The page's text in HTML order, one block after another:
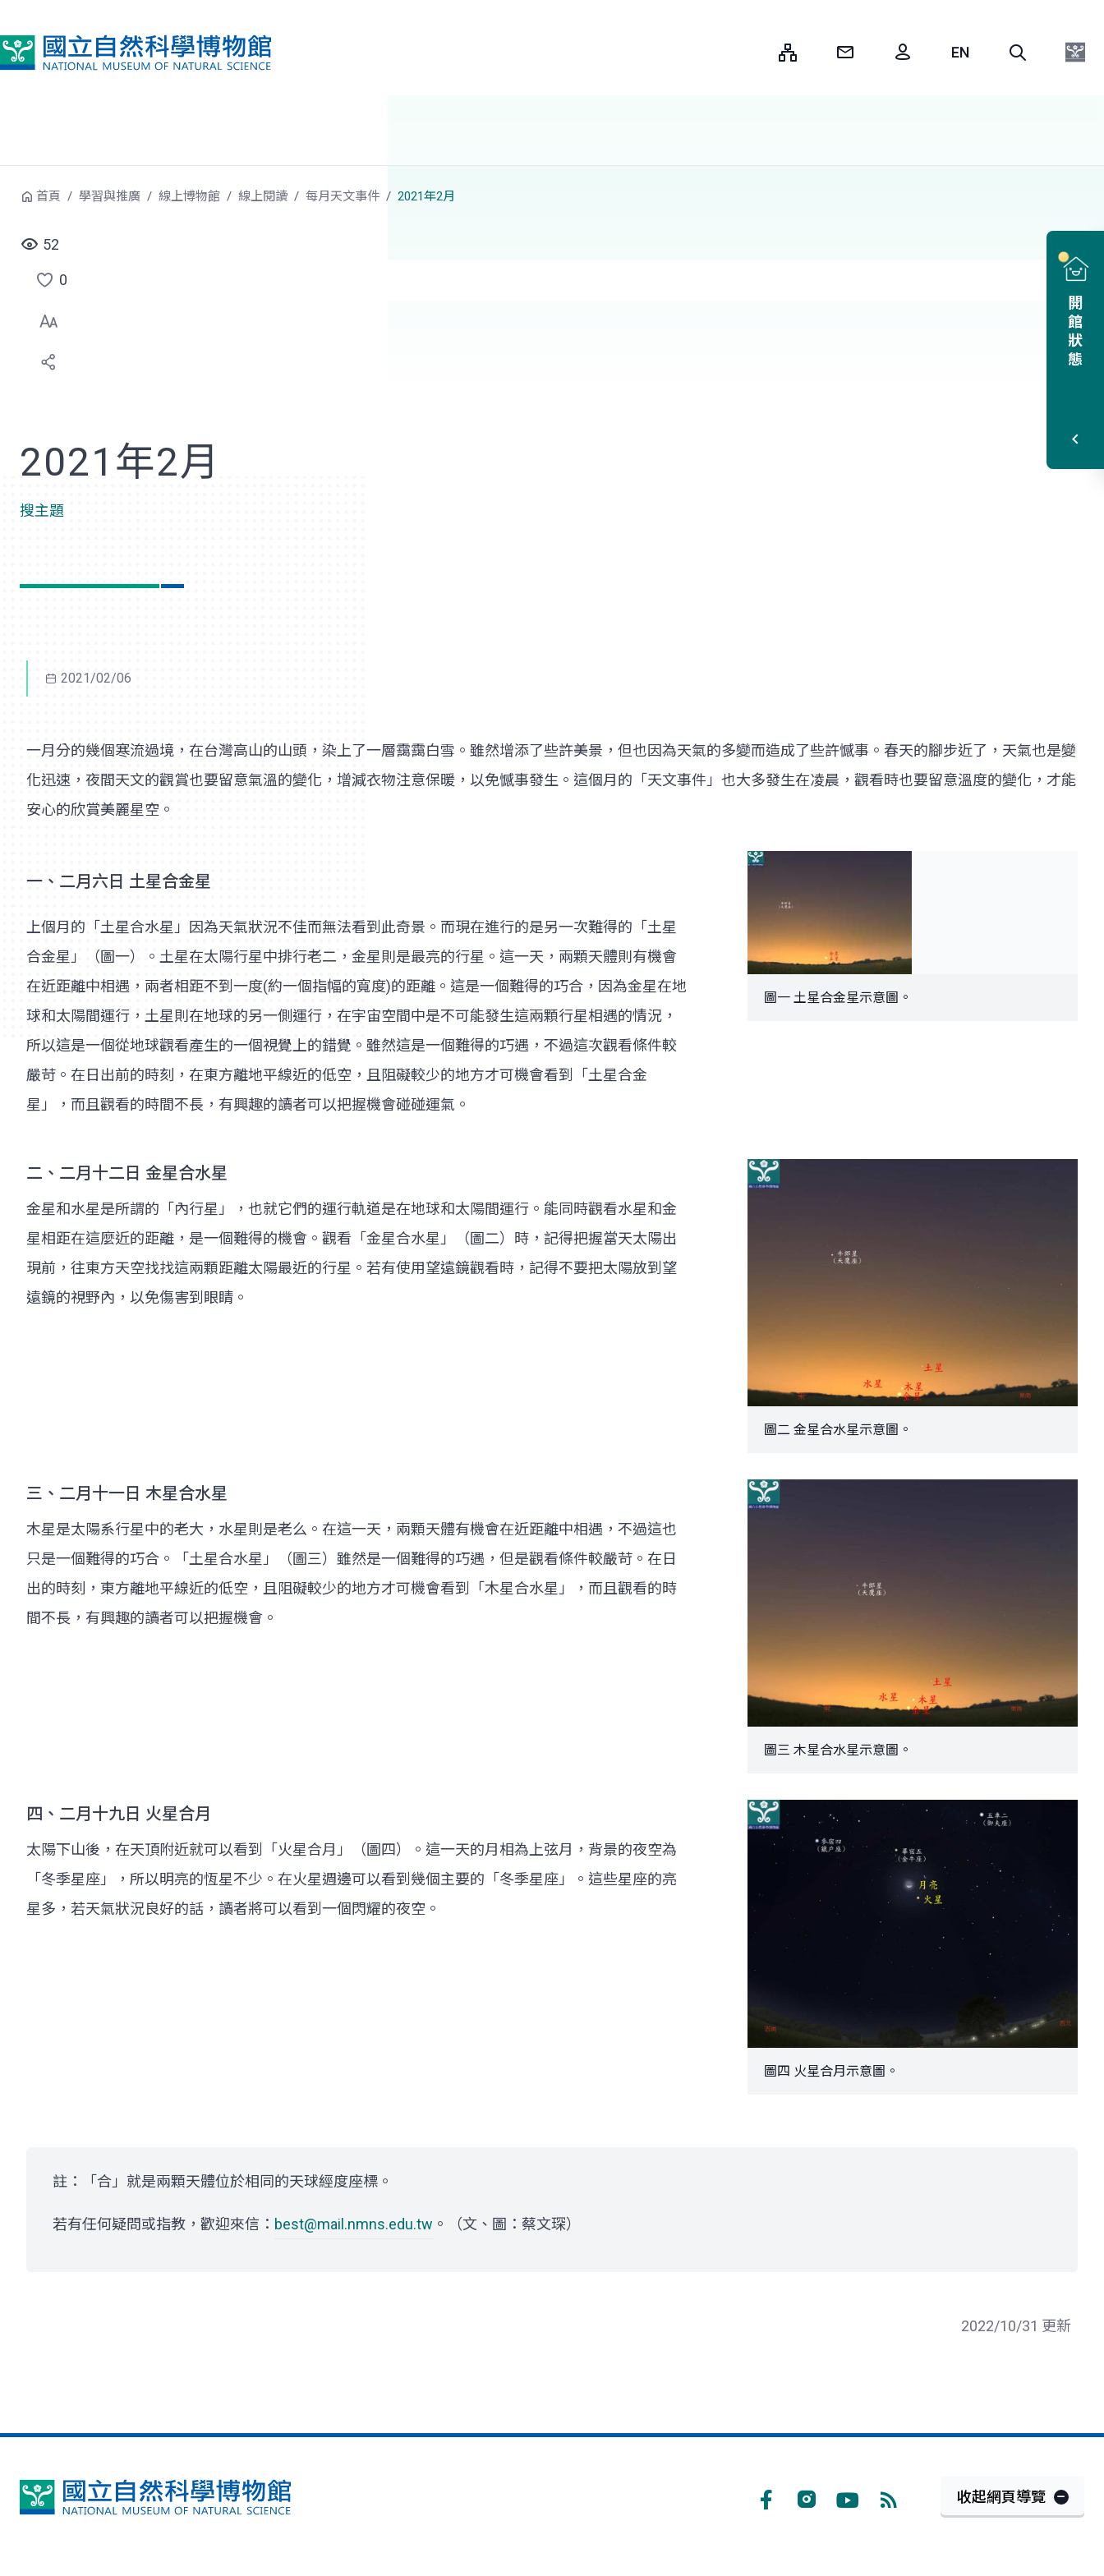
開館狀態
首頁 學習與推廣 線上博物館 線上閱讀 每月天文事件 2021年2月
52
點
選
喜
0
2021年2月
搜主題
2021/02/06
一月分的幾個寒流過境，在台灣高山的山頭，染上了一層靄靄白雪。雖然增添了些許美景，但也因為天氣的多變而造成了些許憾事。春天的腳步近了，天氣也是變
化迅速，夜間天文的觀賞也要留意氣溫的變化，增減衣物注意保暖，以免憾事發生。這個月的「天文事件」也大多發生在凌晨，觀看時也要留意溫度的變化，才能
安心的欣賞美麗星空。
一、二月六日 土星合金星
上個月的「土星合水星」因為天氣狀況不佳而無法看到此奇景。而現在進行的是另一次難得的「土星
合金星」（圖一）。土星在太陽行星中排行老二，金星則是最亮的行星。這一天，兩顆天體則有機會
在近距離中相遇，兩者相距不到一度(約一個指幅的寬度)的距離。這是一個難得的巧合，因為金星在地
球和太陽間運行，土星則在地球的另一側運行，在宇宙空間中是不可能發生這兩顆行星相遇的情況，
所以這是一個從地球觀看產生的一個視覺上的錯覺。雖然這是一個難得的巧遇，不過這次觀看條件較
嚴苛。在日出前的時刻，在東方離地平線近的低空，且阻礙較少的地方才可機會看到「土星合金
星」，而且觀看的時間不長，有興趣的讀者可以把握機會碰碰運氣。
圖一 土星合金星示意圖。
二、二月十二日 金星合水星
金星和水星是所謂的「內行星」，也就它們的運行軌道是在地球和太陽間運行。能同時觀看水星和金
星相距在這麼近的距離，是一個難得的機會。觀看「金星合水星」（圖二）時，記得把握當天太陽出
現前，往東方天空找找這兩顆距離太陽最近的行星。若有使用望遠鏡觀看時，記得不要把太陽放到望
遠鏡的視野內，以免傷害到眼睛。
圖二 金星合水星示意圖。
三、二月十一日 木星合水星
木星是太陽系行星中的老大，水星則是老么。在這一天，兩顆天體有機會在近距離中相遇，不過這也
只是一個難得的巧合。「土星合水星」（圖三）雖然是一個難得的巧遇，但是觀看條件較嚴苛。在日
出的時刻，東方離地平線近的低空，且阻礙較少的地方才可機會看到「木星合水星」，而且觀看的時
間不長，有興趣的讀者可以把握機會。
圖三 木星合水星示意圖。
四、二月十九日 火星合月
太陽下山後，在天頂附近就可以看到「火星合月」（圖四）。這一天的月相為上弦月，背景的夜空為
「冬季星座」，所以明亮的恆星不少。在火星週邊可以看到幾個主要的「冬季星座」。這些星座的亮
星多，若天氣狀況良好的話，讀者將可以看到一個閃耀的夜空。
圖四 火星合月示意圖。
註：「合」就是兩顆天體位於相同的天球經度座標。
若有任何疑問或指教，歡迎來信： best@mail.nmns.edu.tw 。（文、圖：蔡文琛）
2022/10/31 更新
國
收起網頁導覽